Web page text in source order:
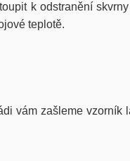
k odstranění
teplotě.
vám zašleme vzorník